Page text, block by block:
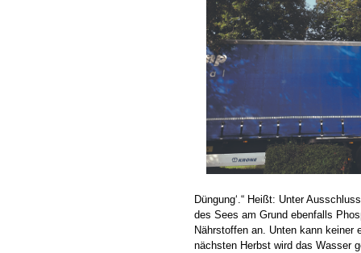
Düngung‘.“ Heißt: Unter
des Sees am Grund ebenfalls
Nährstoffen an. Unten kann
nächsten Herbst wird das Wasser